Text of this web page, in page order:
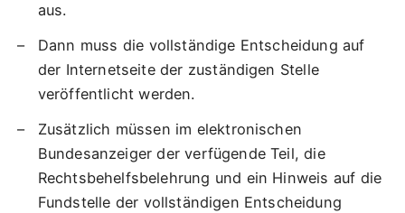
aus.
Dann muss die vollständige Entscheidung auf
der Internetseite der zuständigen Stelle
veröffentlicht werden.
Zusätzlich müssen im elektronischen
Bundesanzeiger der verfügende Teil, die
Rechtsbehelfsbelehrung und ein Hinweis auf die
Fundstelle der vollständigen Entscheidung